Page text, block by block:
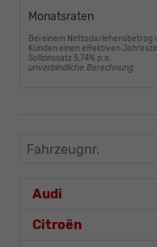
Monatsraten
Bei einem Nettodarlehensbetrag
Kunden einen effektiven
Sollzinssatz 5,74% p.a.
unverbindliche Berechnung
Fahrzeugnr.
Audi
Citroën